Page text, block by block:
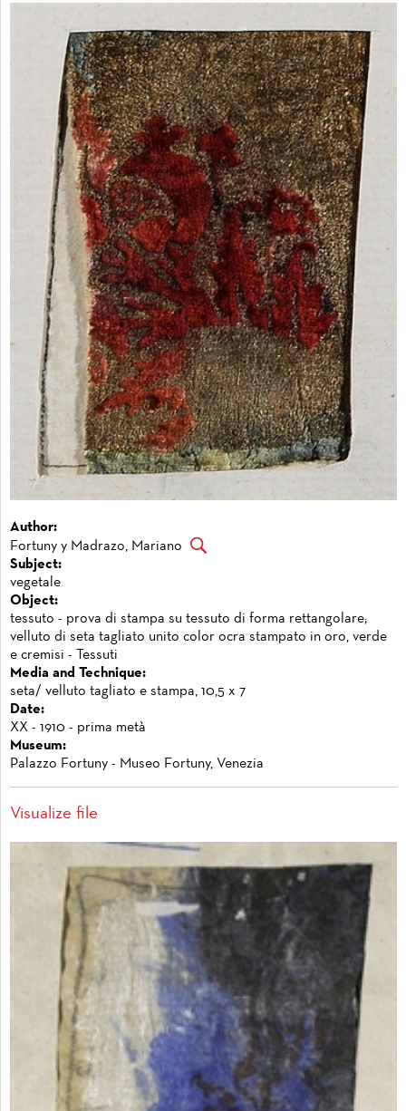
Author:
Fortuny y Madrazo, Mariano
Subject:
vegetale
Object:
tessuto - prova di stampa su tessuto di forma rettangolare;
velluto di seta tagliato unito color ocra stampato in oro, verde
e cremisi - Tessuti
Media and Technique:
seta/ velluto tagliato e stampa, 10,5 x 7
Date:
XX - 1910 - prima metà
Museum:
Palazzo Fortuny - Museo Fortuny, Venezia
Visualize file